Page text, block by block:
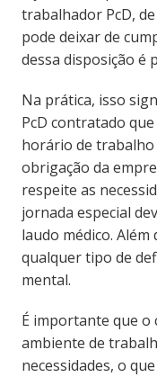
trabalhador PcD,
pode deixar de
dessa disposição é
Na prática, isso
PcD contratado
horário de trabalho
obrigação da
respeite as
jornada especial
laudo médico.
qualquer tipo de
mental.
É importante que o
ambiente de
necessidades, o